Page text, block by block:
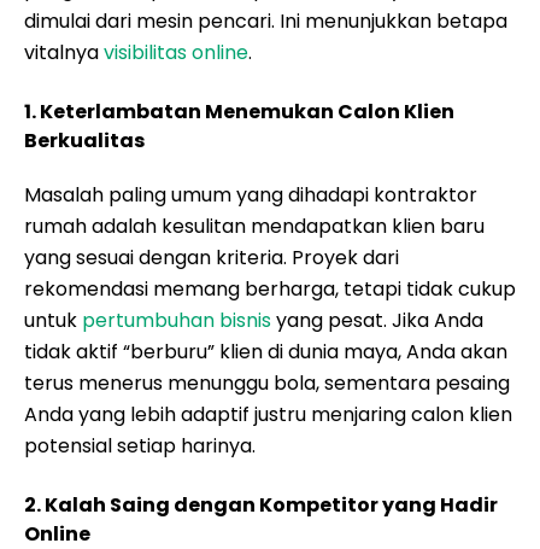
dimulai dari mesin pencari. Ini menunjukkan betapa
vitalnyavisibilitas online.
1. Keterlambatan Menemukan Calon Klien
Berkualitas
Masalah paling umum yang dihadapi kontraktor
rumah adalah kesulitan mendapatkan klien baru
yang sesuai dengan kriteria. Proyek dari
rekomendasi memang berharga, tetapi tidak cukup
untuk pertumbuhan bisnisyang pesat. Jika Anda
tidak aktif “berburu” klien di dunia maya, Anda akan
terus menerus menunggu bola, sementara pesaing
Anda yang lebih adaptif justru menjaring calon klien
potensial setiap harinya.
2. Kalah Saing dengan Kompetitor yang Hadir
Online